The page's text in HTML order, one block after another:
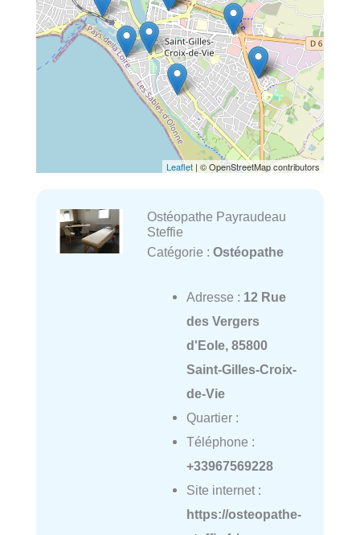
Leaflet | © OpenStreetMap contributors
Ostéopathe Payraudeau
Steffie
Catégorie : Ostéopathe
Adresse : 12 Rue
des Vergers
d'Eole, 85800
Saint-Gilles-Croix-
de-Vie
Quartier :
Téléphone :
+33967569228
Site internet :
https://osteopathe-